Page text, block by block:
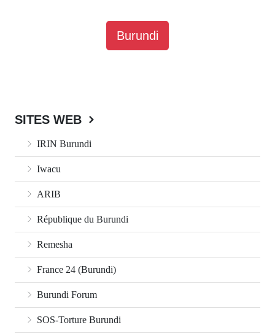
Burundi
SITES WEB
IRIN Burundi
Iwacu
ARIB
République du Burundi
Remesha
France 24 (Burundi)
Burundi Forum
SOS-Torture Burundi